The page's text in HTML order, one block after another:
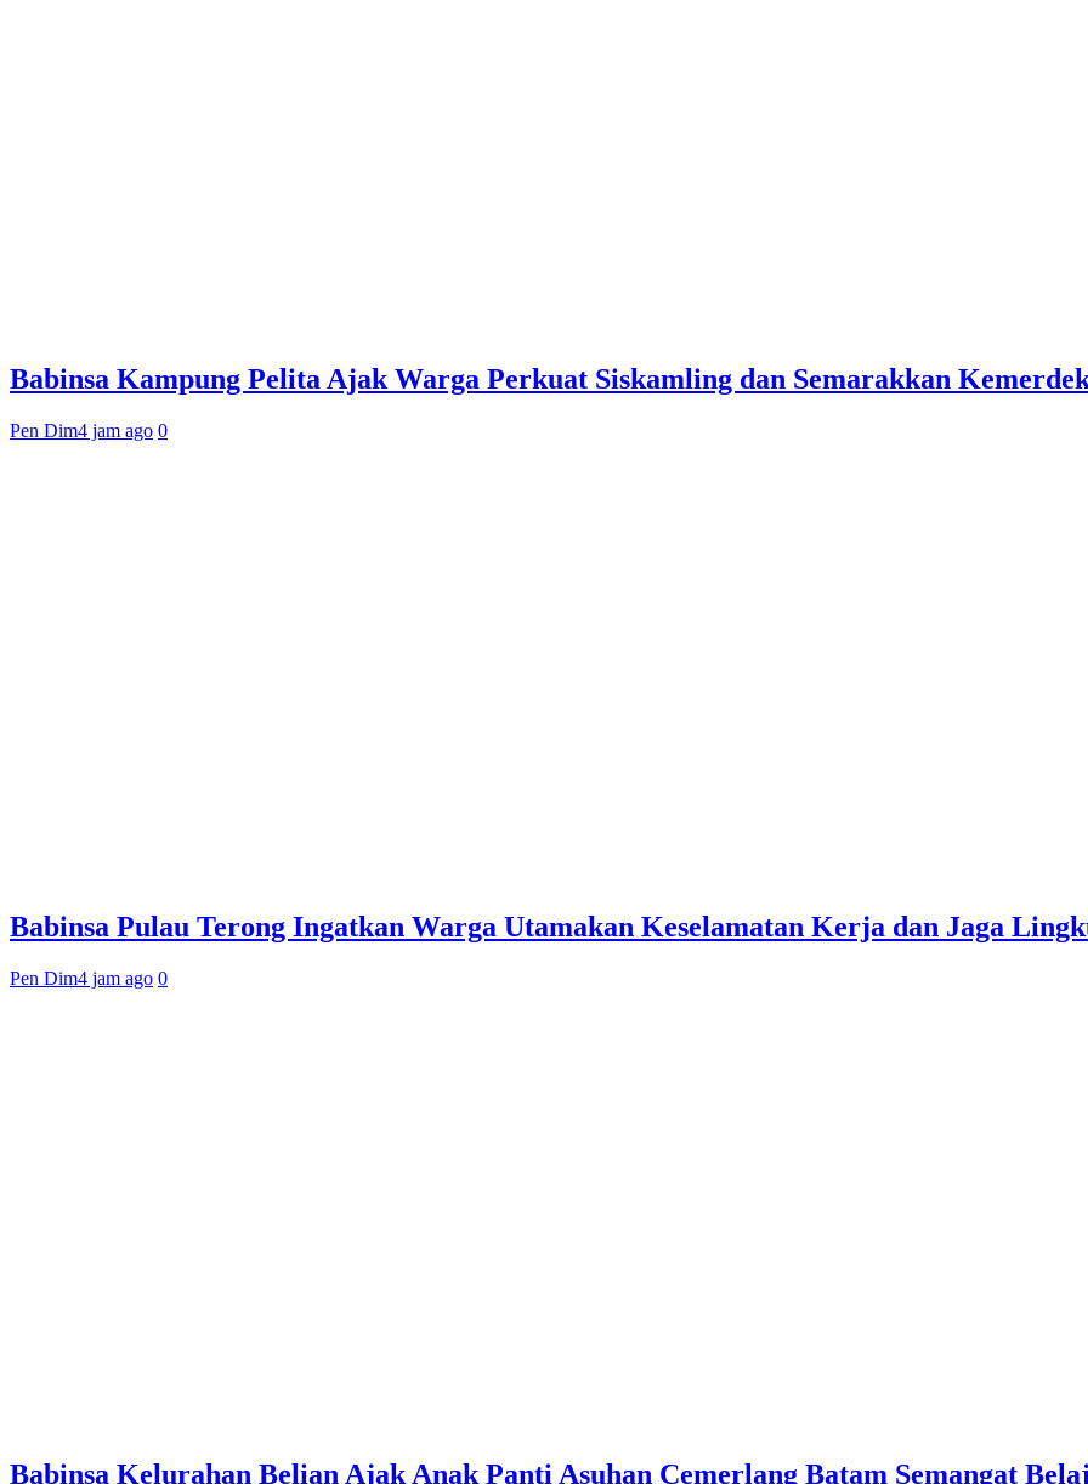
Babinsa Kampung Pelita Ajak Warga Perkuat Siskamling dan Semarakkan
Pen Dim4 jam ago 0
Babinsa Pulau Terong Ingatkan Warga Utamakan Keselamatan Kerja dan Jaga
Pen Dim4 jam ago 0
Babinsa Kelurahan Belian Ajak Anak Panti Asuhan Cemerlang Batam Semangat